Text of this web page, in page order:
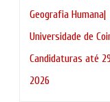
Geografia Humana|
Universidade de
Candidaturas até
2026